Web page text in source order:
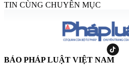
TIN CÙNG CHUYÊN MỤC
BÁO PHÁP LUẬT VIỆT NAM